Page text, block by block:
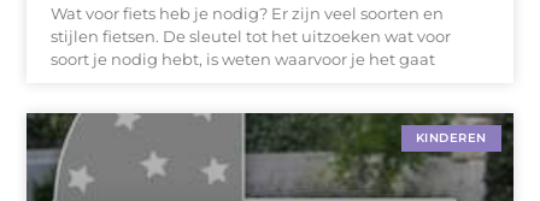
Wat voor fiets heb je nodig? Er zijn veel soorten en
stijlen fietsen. De sleutel tot het uitzoeken wat voor
soort je nodig hebt, is weten waarvoor je het gaat
KINDEREN